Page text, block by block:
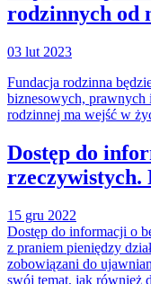
rodzinnych od
03 lut 2023
Fundacja rodzinna
biznesowych,
rodzinnej ma wejść w
Dostęp do
rzeczywistych.
15 gru 2022
Dostęp do informacji o
z praniem pieniędzy
zobowiązani do
swój temat, jak również